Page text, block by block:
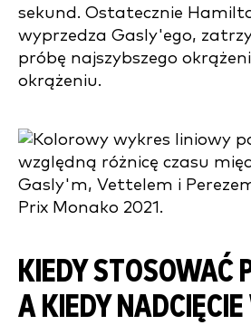
sekund. Ostatecznie
wyprzedza Gasly'ego,
próbę najszybszego
okrążeniu.
KIEDY STOSOWAĆ
A KIEDY